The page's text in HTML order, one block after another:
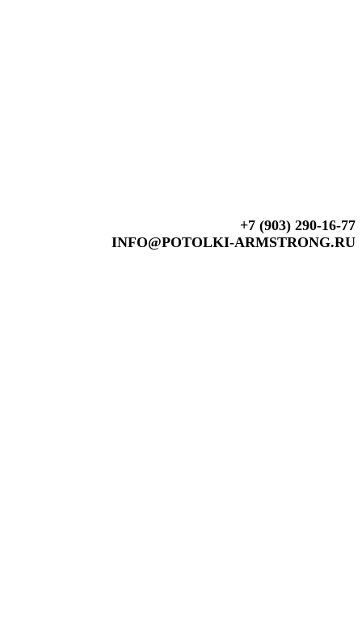
+7 (903) 290-16-77
INFO@POTOLKI-ARMSTRONG.RU